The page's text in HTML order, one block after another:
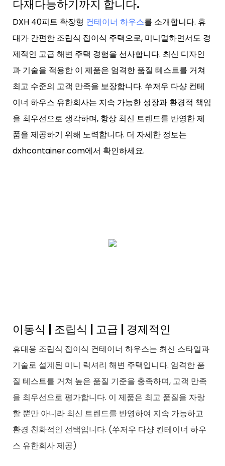
다재다능하기까지 합니다.
DXH 40피트 확장형 컨테이너 하우스를 소개합니다. 휴
대가 간편한 조립식 접이식 주택으로, 미니멀하면서도 경
제적인 고급 해변 주택 경험을 선사합니다. 최신 디자인
과 기술을 적용한 이 제품은 엄격한 품질 테스트를 거쳐
최고 수준의 고객 만족을 보장합니다. 쑤저우 다샹 컨테
이너 하우스 유한회사는 지속 가능한 성장과 환경적 책임
을 최우선으로 생각하며, 항상 최신 트렌드를 반영한 ​​제
품을 제공하기 위해 노력합니다. 더 자세한 정보는
dxhcontainer.com에서 확인하세요.
이동식 | 조립식 | 고급 | 경제적인
휴대용 조립식 접이식 컨테이너 하우스는 최신 스타일과
기술로 설계된 미니 럭셔리 해변 주택입니다. 엄격한 품
질 테스트를 거쳐 높은 품질 기준을 충족하며, 고객 만족
을 최우선으로 평가합니다. 이 제품은 최고 품질을 자랑
할 뿐만 아니라 최신 트렌드를 반영하여 지속 가능하고
환경 친화적인 선택입니다. (쑤저우 다샹 컨테이너 하우
스 유한회사 제공)